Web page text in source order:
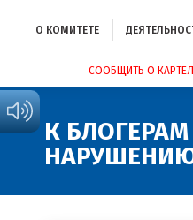
О КОМИТЕТЕ
СООБЩИТЬ О
К